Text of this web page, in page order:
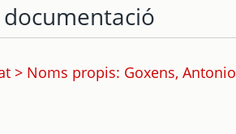
> Noms propis: Goxens, Antonio